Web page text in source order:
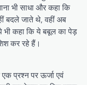
भी साधा और कहा कि
बदले जाते थे, वहीं अब
भी कहा कि ये बबूल का पेड़
कर रहे हैं।
एक प्रश्न पर ऊर्जा एवं